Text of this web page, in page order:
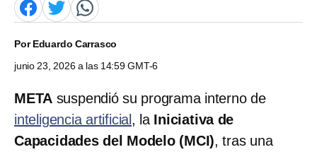
PorEduardo Carrasco
junio 23, 2026 a las 14:59 GMT-6
META suspendió su programa interno de
inteligencia artificial , la Iniciativa de
Capacidades del Modelo (MCI), tras una